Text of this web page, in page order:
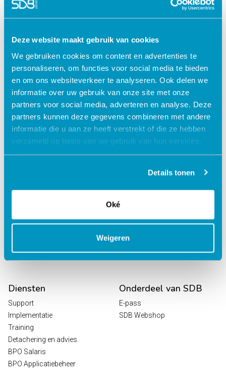
Deze website maakt gebruik van cookies
We gebruiken cookies om content en advertenties te
personaliseren, om functies voor social media te bieden
en om ons websiteverkeer te analyseren. Ook delen we
informatie over uw gebruik van onze site met onze
partners voor social media, adverteren en analyse. Deze
partners kunnen deze gegevens combineren met andere
informatie die u aan ze heeft verstrekt of die ze hebben
verzameld op basis van uw gebruik van hun services.
Details tonen
Oké
Weigeren
Oplossingen voor de
zorg
ECD Gehandicaptenzorg
ECD Ouderenzorg
ECD Jeugdzorg
EPD Geestelijke
Digitale Zorg
Vrijwilligersportaal
Oplossingen voor de
kinderopvang
Kind Informatie Systeem
Roosterplanning
Oudercommunicatie
HR / Salaris
Octopus
Diensten
Support
Implementatie
Training
Detachering en advies
BPO Salaris
BPO Applicatiebeheer
Onderdeel van SDB
E-pass
SDB Webshop